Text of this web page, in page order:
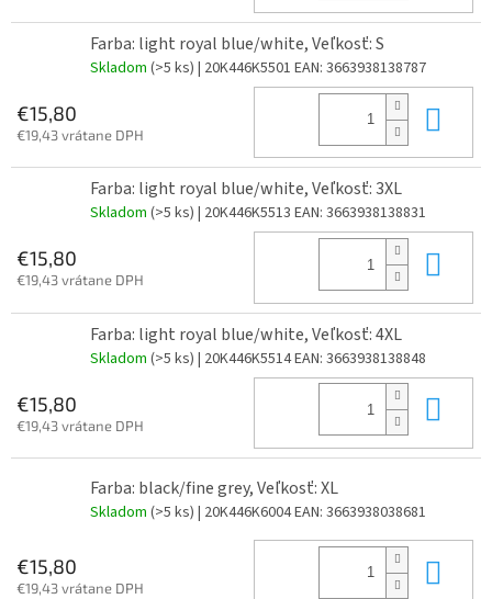
Farba: light royal blue/white, Veľkosť: S
Skladom (>5 ks) | 20K446K5501 EAN: 3663938138787
€15,80
€19,43 vrátane DPH
Farba: light royal blue/white, Veľkosť: 3XL
Skladom (>5 ks) | 20K446K5513 EAN: 3663938138831
€15,80
€19,43 vrátane DPH
Farba: light royal blue/white, Veľkosť: 4XL
Skladom (>5 ks) | 20K446K5514EAN: 3663938138848
€15,80
€19,43 vrátane DPH
Farba: black/fine grey, Veľkosť: XL
Skladom (>5 ks) | 20K446K6004EAN: 3663938038681
€15,80
€19,43 vrátane DPH